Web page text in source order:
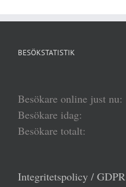
BESÖKSTATISTIK
Besökare online just nu:
Besökare idag:
Besökare totalt:
Integritetspolicy / GDPR